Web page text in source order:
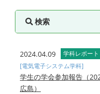
検索
2024.04.09
学科レポート
[電気電子システム学科]
学生の学会参加報告（
広島）